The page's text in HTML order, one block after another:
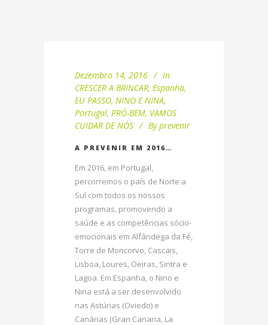
Dezembro 14, 2016
In
CRESCER A BRINCAR, Espanha,
EU PASSO, NINO E NINA,
Portugal, PRÓ-BEM, VAMOS
CUIDAR DE NÓS
By prevenir
A PREVENIR EM 2016…
Em 2016, em Portugal,
percorremos o país de Norte a
Sul com todos os nossos
programas, promovendo a
saúde e as competências sócio-
emocionais em Alfândega da Fé,
Torre de Moncorvo, Cascais,
Lisboa, Loures, Oeiras, Sintra e
Lagoa. Em Espanha, o Nino e
Nina está a ser desenvolvido
nas Astúrias (Oviedo) e
Canárias (Gran Canaria, La